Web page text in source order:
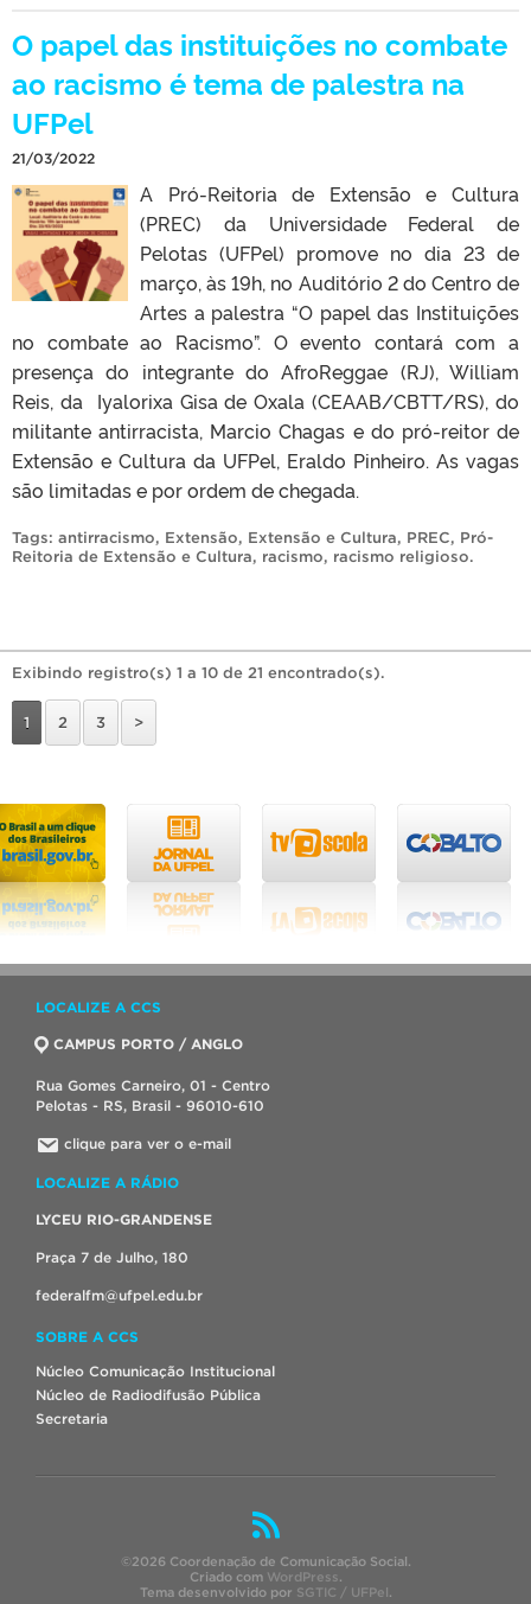
O papel das instituições no combate
ao racismo é tema de palestra na
UFPel
21/03/2022
A Pró-Reitoria de Extensão e Cultura
(PREC) da Universidade Federal de
Pelotas (UFPel) promove no dia 23 de
março, às 19h, no Auditório 2 do Centro de
Artes a palestra “O papel das Instituições
no combate ao Racismo”. O evento contará com a
presença do integrante do AfroReggae (RJ), William
Reis, da Iyalorixa Gisa de Oxala (CEAAB/CBTT/RS), do
militante antirracista, Marcio Chagas e do pró-reitor de
Extensão e Cultura da UFPel, Eraldo Pinheiro. As vagas
são limitadas e por ordem de chegada.
Tags: antirracismo, Extensão, Extensão e Cultura, PREC, Pró-
Reitoria de Extensão e Cultura, racismo, racismo religioso.
Exibindo registro(s) 1 a 10 de 21 encontrado(s).
1 2 3 >
LOCALIZE A CCS
CAMPUS PORTO / ANGLO
Rua Gomes Carneiro, 01 - Centro
Pelotas - RS, Brasil - 96010-610
clique para ver o e-mail
LOCALIZE A RÁDIO
LYCEU RIO-GRANDENSE
Praça 7 de Julho, 180
federalfm@ufpel.edu.br
SOBRE A CCS
Núcleo Comunicação Institucional
Núcleo de Radiodifusão Pública
Secretaria
©2026 Coordenação de Comunicação Social.
Criado com WordPress.
Tema desenvolvido por SGTIC / UFPel.